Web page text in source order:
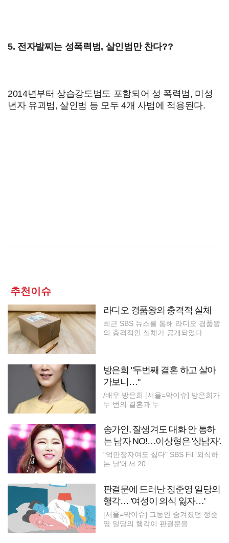
5. 전자발찌는 성폭력범, 살인범만 찬다??
2014년부터 상습강도범도 포함되어 성 폭력범, 미성
년자 유괴범, 살인범 등 모두 4개 사범에 적용된다.
추천이슈
라디오 경품왕의 충격적 실체
최근 SBS 뉴스를 통해 라디오 경품왕
의 충격적인 실체가 공개되었다.
방은희 "두번째 결혼 하고 살아
가보니…"
/배우 방은희 [서울=막이슈] 방은희가
두 번의 결혼과 두
송가인, 잘생겨도 대화 안 통하
는 남자 NO!…이상형은 '상남자'.
"억만장자여도 싫다" SBS Fil '외식하
는 날'에서 20
판결문에 드러난 정준영 일당의
행각… '여성이 의식 잃자…'
[서울=막이슈] 그동안 숨겨졌던 정준
영 일당의 행각이 판결문을